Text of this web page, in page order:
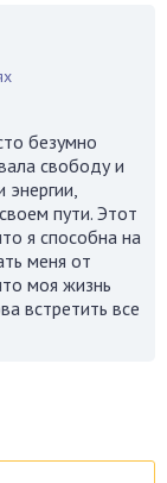
безумно
свободу и
энергии,
пути. Этот
я способна на
меня от
моя жизнь
встретить все